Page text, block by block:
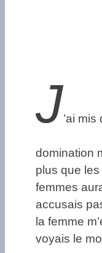
J’ai
domination
plus que
femmes
accusais
la femme
voyais le